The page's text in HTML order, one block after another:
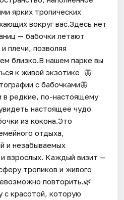
ярких тропических
вокруг вас.Здесь нет
— бабочки летают
плечи, позволяя
близко.В нашем парке вы
к живой экзотике 🦋
с бабочками🦋
в редкие, по-настоящему
настоящее чудо
из кокона.Это
отдыха,
и незабываемых
взрослых. Каждый визит —
тропиков и живого
повторить.🌿
с красотой, которую